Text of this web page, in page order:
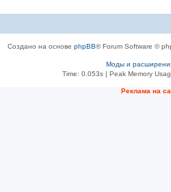
Создано на основе phpBB® Forum Software ©
Моды и
Time: 0.053s| Peak Memory
Рeклама на